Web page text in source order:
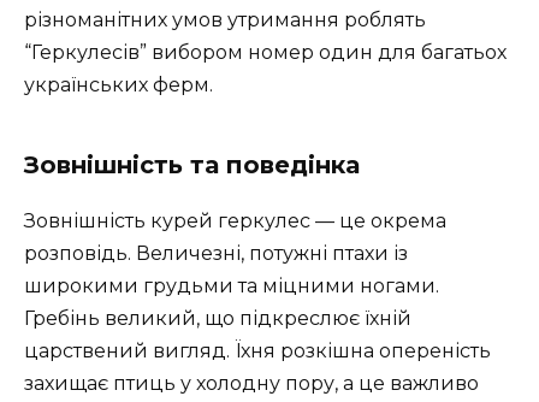
різноманітних умов утримання роблять
“Геркулесів” вибором номер один для багатьох
українських ферм.
Зовнішність та поведінка
Зовнішність курей геркулес — це окрема
розповідь. Величезні, потужні птахи із
широкими грудьми та міцними ногами.
Гребінь великий, що підкреслює їхній
царствений вигляд. Їхня розкішна опереність
захищає птиць у холодну пору, а це важливо